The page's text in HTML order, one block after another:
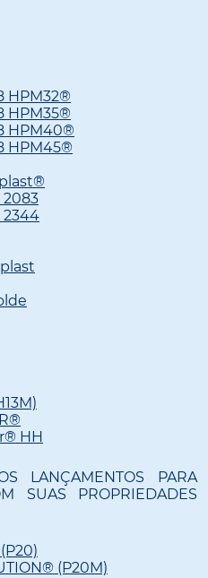
HPM32®
HPM35®
HPM40®
HPM45®
2083
2344
HH
LANÇAMENTOS PARA
SUAS PROPRIEDADES
(P20M)